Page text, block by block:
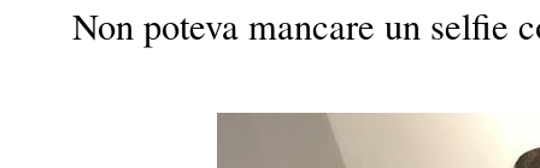
Non poteva mancare un selfie